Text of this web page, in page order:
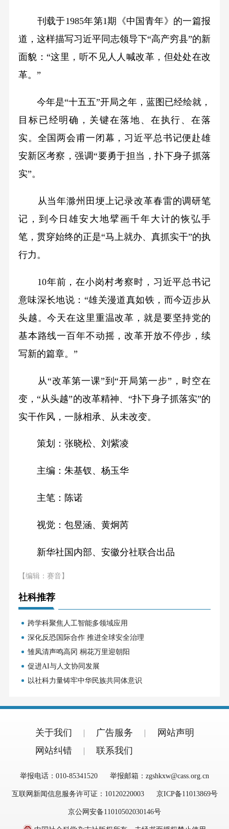
刊载于1985年第1期《中国青年》的一篇报
道，这样描写习近平同志领导下“高产穷县”的新
面貌：“这里，听不见人人喊改革，但处处在改
革。”
今年是“十五五”开局之年，蓝图已经绘就，
目标已经明确，关键在落地、在执行、在落
实。全国两会甫一闭幕，习近平总书记便赴雄
安新区考察，强调“要勇于担当，扑下身子抓落
实”。
从当年滁州田埂上记录改革春雷的调研笔
记，到今日雄安大地擘画千年大计的恢弘手
笔，贯穿始终的正是“马上就办、真抓实干”的执
行力。
10年前，在小岗村考察时，习近平总书记
意味深长地说：“雄关漫道真如铁，而今迈步从
头越。今天在这里重温改革，就是要坚持党的
基本路线一百年不动摇，改革开放不停步，续
写新的篇章。”
从“改革第一课”到“开局第一步”，时空在
变，“从头越”的改革精神、“扑下身子抓落实”的
实干作风，一脉相承、从未改变。
策划：张晓松、刘紫凌
主编：朱基钗、杨玉华
主笔：陈诺
视觉：包昱涵、黄炯芮
新华社国内部、安徽分社联合出品
【编辑：赛音】
社科推荐
跨学科聚焦人工智能多领域应用
深化反恐国际合作 推进全球安全治理
雏凤清声鸣高冈 桐花万里迎朝阳
促进AI与人文协同发展
以社科力量铸牢中华民族共同体意识
关于我们 广告服务
网站声明
网站纠错
联系我们
举报电话：010-85341520 举报邮箱：zgshkxw@cass.org.cn
互联网新闻信息服务许可证：10120220003 京ICP备11013869号
京公网安备11010502030146号